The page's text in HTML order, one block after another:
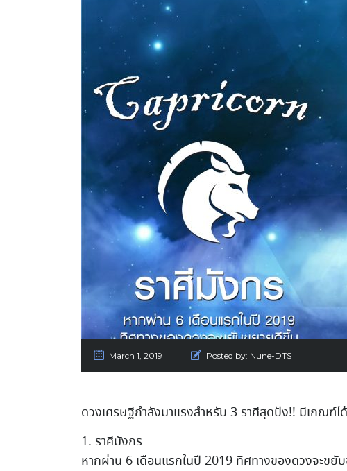
March 1, 2019 Posted by: Nune-DTS
ดวงเศรษฐีกำลังมาแรงสำหรับ 3 ราศีสุดปัง!! มีเกณฑ์ไ
1. ราศีมังกร
หากผ่าน 6 เดือนแรกในปี 2019 ทิศทางของดวงจะขยั